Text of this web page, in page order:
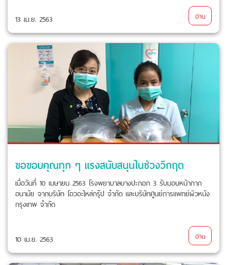
13 เม.ย. 2563 อ่าน
ขอขอบคุณทุก ๆ แรงสนับสนุนในช่วงวิกฤต
เมื่อวันที่ 10 เมษายน 2563 โรงพยาบาลบางปะกอก 3 รับมอบหน้ากาก
อนามัย จากบริษัท โอวอะไหล่กรุ๊ป จำกัด และบริษัทศูนย์การแพทย์ผิวหนัง
กรุงเทพ จำกัด
10 เม.ย. 2563 อ่าน